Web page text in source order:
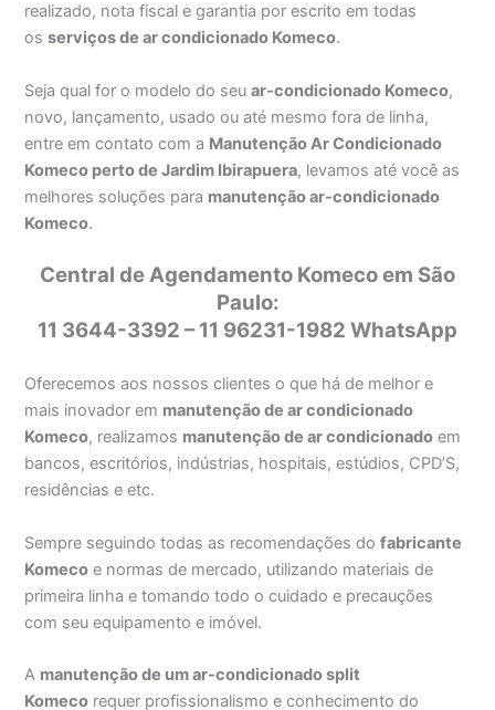
realizado, nota fiscal e garantia por escrito em todas
osserviços de ar condicionado Komeco.
Seja qual for o modelo do seuar-condicionado Komeco,
novo, lançamento, usado ou até mesmo fora de linha,
entre em contato com a Manutenção Ar Condicionado
Komeco perto de Jardim Ibirapuera, levamos até você as
melhores soluções para manutenção ar-condicionado
Komeco.
Central de Agendamento Komeco em São
Paulo:
11 3644-3392 – 11 96231-1982 WhatsApp
Oferecemos aos nossos clientes o que há de melhor e
mais inovador em manutenção de ar condicionado
Komeco, realizamos manutenção de ar condicionado em
bancos, escritórios, indústrias, hospitais, estúdios, CPD’S,
residências e etc.
Sempre seguindo todas as recomendações dofabricante
Komeco e normas de mercado, utilizando materiais de
primeira linha e tomando todo o cuidado e precauções
com seu equipamento e imóvel.
A manutenção de um ar-condicionado split
Komeco requer profissionalismo e conhecimento do